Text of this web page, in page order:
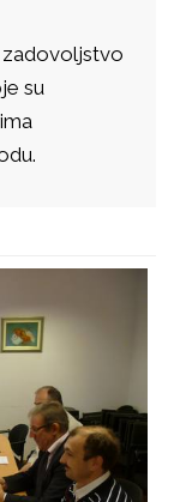
zadovoljstvo
su